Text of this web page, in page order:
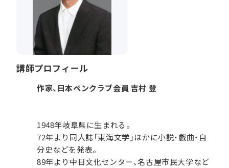
講師プロフィール
作家、日本ペンクラブ会員 吉村 登
1948年岐阜県に生まれる。
72年より同人誌「東海文学」ほかに小説・戯曲・自
分史などを発表。
89年より中日文化センター、名古屋市民大学など